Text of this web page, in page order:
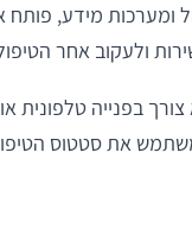
מידע, פותח
ולעקוב אחר
צורך בפנייה
את סטטוס